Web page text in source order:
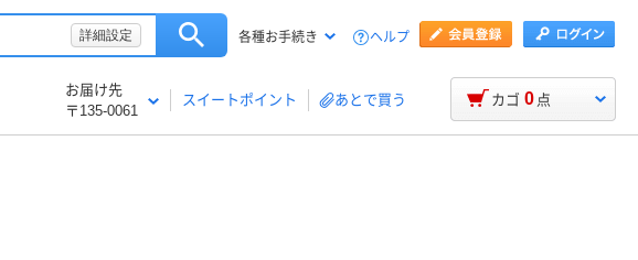
詳細設定 各種お手続き ヘルプ
お届け先
〒135-0061
スイートポイント あとで買う カゴ 0 点